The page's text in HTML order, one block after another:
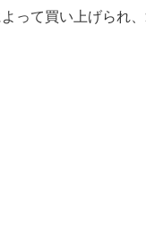
って買い上げられ